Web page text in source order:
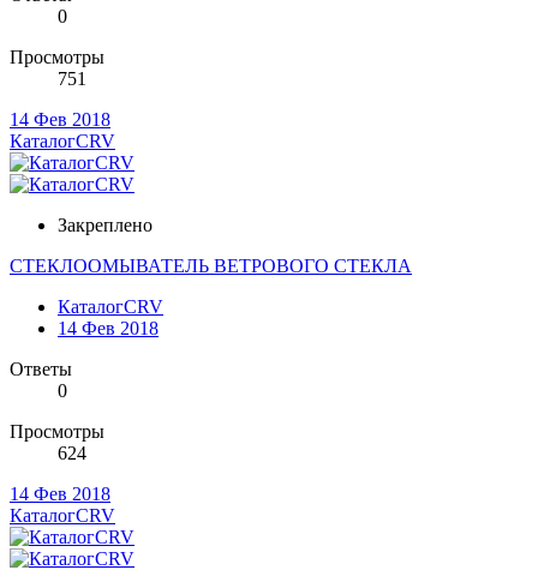
0
Просмотры
751
14 Фев 2018
КаталогCRV
Закреплено
СТЕКЛООМЫВАТЕЛЬ ВЕТРОВОГО СТЕКЛА
КаталогCRV
14 Фев 2018
Ответы
0
Просмотры
624
14 Фев 2018
КаталогCRV